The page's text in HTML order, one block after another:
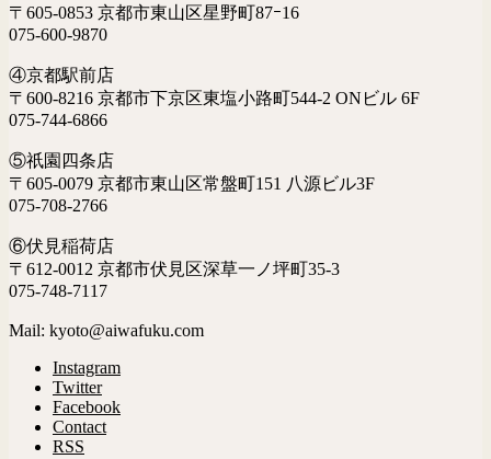
〒605-0853 京都市東山区星野町87ｰ16
075-600-9870
④京都駅前店
〒600-8216 京都市下京区東塩小路町544-2 ONビル 6F
075-744-6866
⑤祇園四条店
〒605-0079 京都市東山区常盤町151 八源ビル3F
075-708-2766
⑥伏見稲荷店
〒612-0012 京都市伏見区深草一ノ坪町35-3
075-748-7117
Mail: kyoto@aiwafuku.com
Instagram
Twitter
Facebook
Contact
RSS